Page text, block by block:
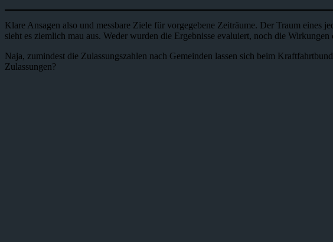
Klare Ansagen also und messbare Ziele für vorgegebene Zeiträume. Der Traum eines
sieht es ziemlich mau aus. Weder wurden die Ergebnisse evaluiert, noch die Wirkungen
Naja, zumindest die Zulassungszahlen nach Gemeinden lassen sich beim
Zulassungen?